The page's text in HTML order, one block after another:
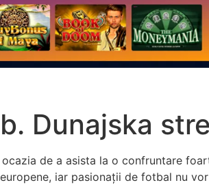
Dunajska
de a asista la o confruntare
iar pasionații de fotbal nu